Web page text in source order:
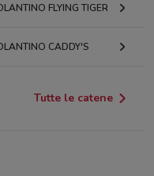
FLYING TIGER
CADDY'S
Tutte le catene